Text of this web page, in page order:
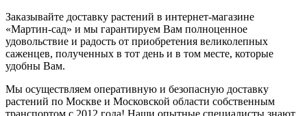
Заказывайте доставку растений в интернет-магазине
«Мартин-сад» и мы гарантируем Вам полноценное
удовольствие и радость от приобретения великолепных
саженцев, полученных в тот день и в том месте, которые
удобны Вам.
Мы осуществляем оперативную и безопасную доставку
растений по Москве и Московской области собственным
транспортом с 2012 года! Наши опытные специалисты знают